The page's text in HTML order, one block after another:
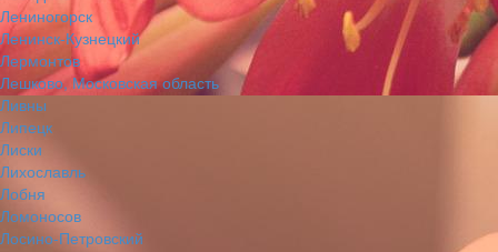
Лениногорск
Ленинск-Кузнецкий
Лермонтов
Лешково, Московская область
Ливны
Липецк
Лиски
Лихославль
Лобня
Ломоносов
Лосино-Петровский